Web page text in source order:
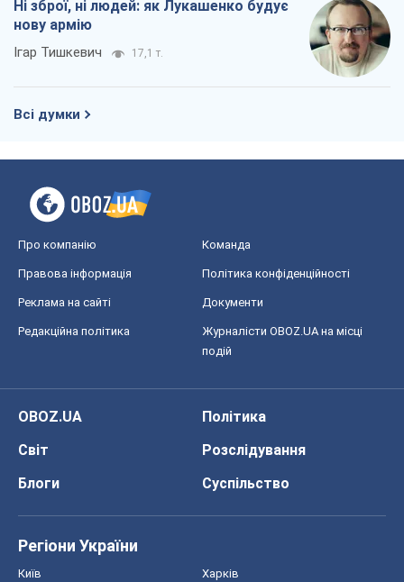
Ні зброї, ні людей: як Лукашенко будує
нову армію
Ігар Тишкевич 17,1 т.
Всі думки
Про компанію Команда
Правова інформація Політика конфіденційності
Реклама на сайті Документи
Редакційна політика
Журналісти OBOZ.UA на місці
подій
OBOZ.UA
Політика
Світ
Розслідування
Блоги
Суспільство
Регіони України
Київ Харків